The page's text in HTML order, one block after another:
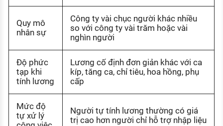
Quy mô
nhân sự
Công ty vài chục người khác nhiều
so với công ty vài trăm hoặc vài
nghìn người
Độ phức
tạp khi
tính lương
Lương cố định đơn giản khác với ca
kíp, tăng ca, chỉ tiêu, hoa hồng, phụ
cấp
Mức độ
tự xử lý
Người tự tính lương thường có giá
trị cao hơn người chỉ hỗ trợ nhập liệu